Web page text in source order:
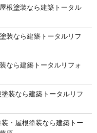
根塗装なら建築トータル
装なら建築トータルリフ
なら建築トータルリフォ
装なら建築トータルリフ
・屋根塗装なら建築トー